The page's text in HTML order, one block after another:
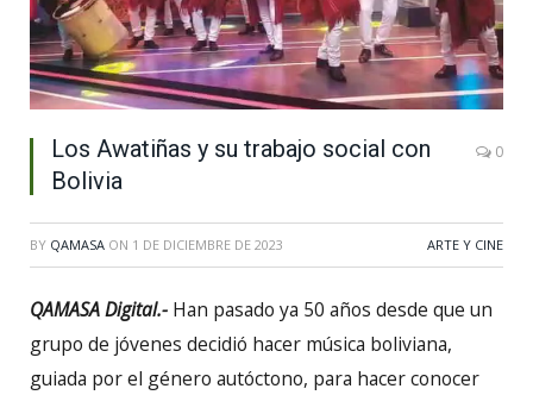
Los Awatiñas y su trabajo social con
Bolivia
0
BY QAMASA ON 1 DE DICIEMBRE DE 2023 ARTE Y CINE
QAMASA Digital.- Han pasado ya 50 años desde que un
grupo de jóvenes decidió hacer música boliviana,
guiada por el género autóctono, para hacer conocer